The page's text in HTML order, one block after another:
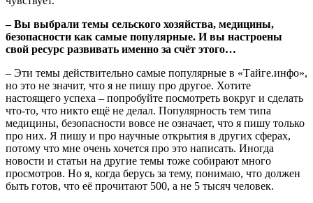
– Вы выбрали темы сельского хозяйства, медицины,
безопасности как самые популярные. И вы настроены
свой ресурс развивать именно за счёт этого…
– Эти темы действительно самые популярные в «Тайге.инфо»,
но это не значит, что я не пишу про другое. Хотите
настоящего успеха – попробуйте посмотреть вокруг и сделать
что-то, что никто ещё не делал. Популярность тем типа
медицины, безопасности вовсе не означает, что я пишу только
про них. Я пишу и про научные открытия в других сферах,
потому что мне очень хочется про это написать. Иногда
новости и статьи на другие темы тоже собирают много
просмотров. Но я, когда берусь за тему, понимаю, что должен
быть готов, что её прочитают 500, а не 5 тысяч человек.